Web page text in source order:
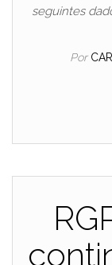
seguintes
Por